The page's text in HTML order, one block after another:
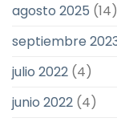
agosto 2025 (14)
septiembre
julio 2022 (4)
junio 2022 (4)